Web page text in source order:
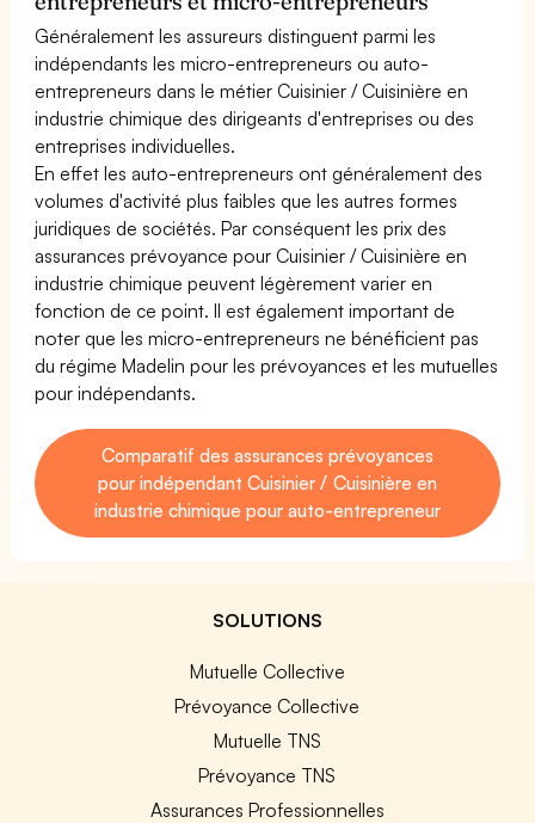
Généralement les assureurs distinguent parmi les
indépendants les micro-entrepreneurs ou auto-
entrepreneurs dans le métier Cuisinier / Cuisinière en
industrie chimique des dirigeants d'entreprises ou des
entreprises individuelles.
En effet les auto-entrepreneurs ont généralement des
volumes d'activité plus faibles que les autres formes
juridiques de sociétés. Par conséquent les prix des
assurances prévoyance pour Cuisinier / Cuisinière en
industrie chimique peuvent légèrement varier en
fonction de ce point. Il est également important de
noter que les micro-entrepreneurs ne bénéficient pas
du régime Madelin pour les prévoyances et les mutuelles
pour indépendants.
Comparatif des assurances prévoyances
pour indépendant Cuisinier / Cuisinière en
industrie chimique pour auto-entrepreneur
SOLUTIONS
Mutuelle Collective
Prévoyance Collective
Mutuelle TNS
Prévoyance TNS
Assurances Professionnelles